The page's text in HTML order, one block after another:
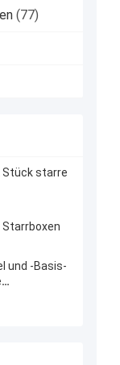
(77)
Stück starre
Starrboxen
und -Basis-